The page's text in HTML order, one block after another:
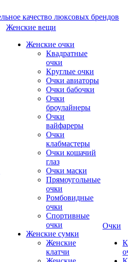
Женские вещи
Женские очки
Квадратные
очки
Круглые очки
Очки авиаторы
Очки бабочки
Очки
броулайнеры
Очки
вайфареры
Очки
клабмастеры
Очки кошачий
глаз
Очки маски
Прямоугольные
очки
Ромбовидные
очки
Спортивные
очки
Женские сумки
Женские
клатчи
Очки